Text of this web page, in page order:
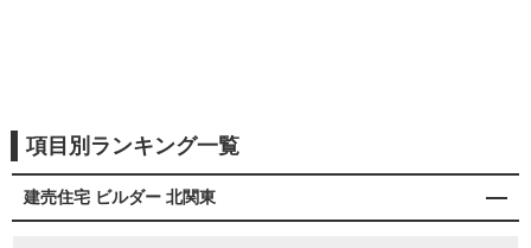
項目別ランキング一覧
建売住宅 ビルダー 北関東